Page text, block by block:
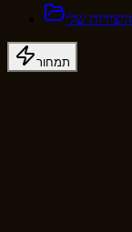
היצירות שלי
תמחור